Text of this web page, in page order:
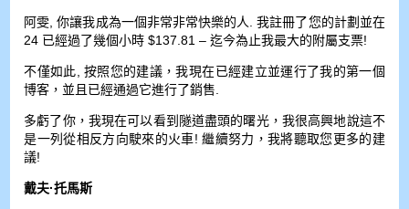
阿雯, 你讓我成為一個非常非常快樂的人. 我註冊了您的計劃並在
24 已經過了幾個小時 $137.81 – 迄今為止我最大的附屬支票!
不僅如此, 按照您的建議，我現在已經建立並運行了我的第一個
博客，並且已經通過它進行了銷售.
多虧了你，我現在可以看到隧道盡頭的曙光，我很高興地說這不
是一列從相反方向駛來的火車! 繼續努力，我將聽取您更多的建
議!
戴夫·托馬斯